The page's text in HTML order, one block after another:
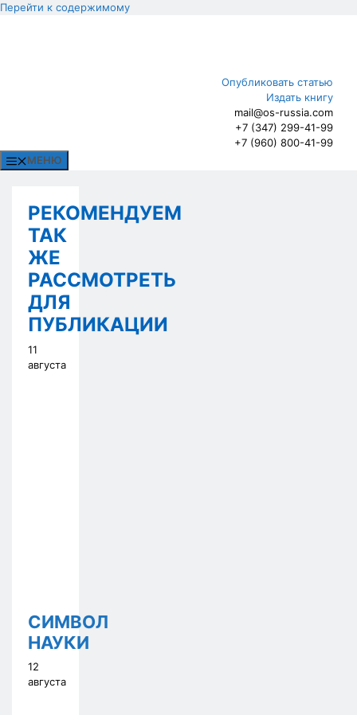
Перейти к содержимому
Опубликовать статью
Издать книгу
mail@os-russia.com
+7 (347) 299-41-99
+7 (960) 800-41-99
МЕНЮ
РЕКОМЕНДУЕМ
ТАК
ЖЕ
РАССМОТРЕТЬ
ДЛЯ
ПУБЛИКАЦИИ
11
августа
СИМВОЛ
НАУКИ
12
августа